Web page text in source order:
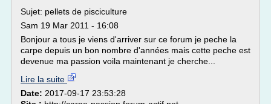
Sujet: pellets de pisciculture
Sam 19 Mar 2011 - 16:08
Bonjour a tous je viens d'arriver sur ce forum je peche la
carpe depuis un bon nombre d'années mais cette peche est
devenue ma passion voila maintenant je cherche...
Lire la suite
Date: 2017-09-17 23:53:28